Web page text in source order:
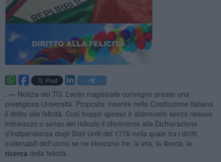
. — Notizia del TG. Lectio magistralis convegno presso una
prestigiosa Università. Proposta: inserire nella Costituzione Italiana
il diritto alla felicità. Così troppo spesso è abbreviato senza nessun
imbarazzo o senso del ridicolo il riferimento alla Dichiarazione
d’Indipendenza degli Stati Uniti del 1776 nella quale tra i diritti
inalienabili dell’uomo se ne elencano tre: la vita, la libertà, la
ricerca della felicità.